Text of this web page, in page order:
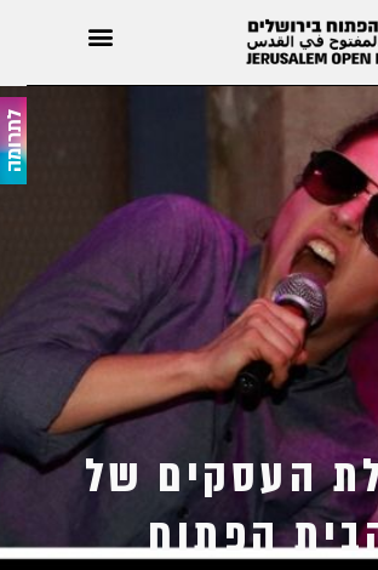
לתרומה
העסקים של
הפתוח